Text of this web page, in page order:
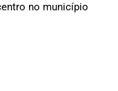
no município